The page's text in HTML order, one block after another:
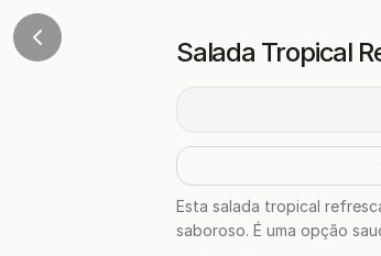
Salada Tropical
Esta salada tropical
saboroso. É uma opção